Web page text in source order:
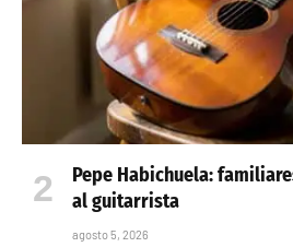
Pepe Habichuela:
al guitarrista
agosto 5, 2026